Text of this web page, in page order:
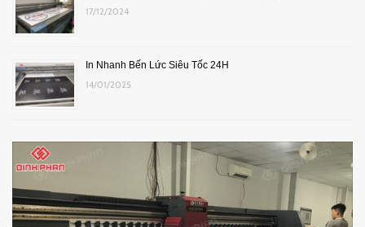
17/12/2024
In Nhanh Bến Lức Siêu Tốc 24H
14/01/2025